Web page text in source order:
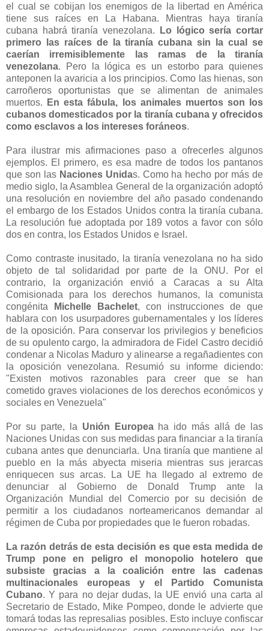
el cual se cobijan los enemigos de la libertad en América
tiene sus raíces en La Habana. Mientras haya tiranía
cubana habrá tiranía venezolana.
Lo lógico sería cortar
primero las raíces de la tiranía cubana sin la cual se
caerían irremisiblemente las ramas de la tiranía
venezolana. Pero la lógica es un estorbo para quienes
anteponen la avaricia a los principios. Como las hienas, son
carroñeros oportunistas que se alimentan de animales
muertos.
En esta fábula, los animales muertos son los
cubanos domesticados por la tiranía cubana y ofrecidos
como esclavos a los intereses foráneos.
Para ilustrar mis afirmaciones paso a ofrecerles algunos
ejemplos. El primero, es esa madre de todos los pantanos
que son las Naciones Unidas. Como ha hecho por más de
medio siglo, la Asamblea General de la organización adoptó
una resolución en noviembre del año pasado condenando
el embargo de los Estados Unidos contra la tiranía cubana.
La resolución fue adoptada por 189 votos a favor con sólo
dos en contra, los Estados Unidos e Israel.
Como contraste inusitado, la tiranía venezolana no ha sido
objeto de tal solidaridad por parte de la ONU. Por el
contrario, la organización envió a Caracas a su Alta
Comisionada para los derechos humanos, la comunista
congénita
Michelle Bachelet, con instrucciones de que
hablara con los usurpadores gubernamentales y los líderes
de la oposición. Para conservar los privilegios y beneficios
de su opulento cargo, la admiradora de Fidel Castro decidió
condenar a Nicolas Maduro y alinearse a regañadientes con
la oposición venezolana. Resumió su informe diciendo:
"Existen motivos razonables para creer que se han
cometido graves violaciones de los derechos económicos y
sociales en Venezuela"
Por su parte, la Unión Europeaha ido más allá de las
Naciones Unidas con sus medidas para financiar a la tiranía
cubana antes que denunciarla. Una tiranía que mantiene al
pueblo en la más abyecta miseria mientras sus jerarcas
enriquecen sus arcas. La UE ha llegado al extremo de
denunciar al Gobierno de Donald Trump ante la
Organización Mundial del Comercio por su decisión de
permitir a los ciudadanos norteamericanos demandar al
régimen de Cuba por propiedades que le fueron robadas.
La razón detrás de esta decisión es que esta medida de
Trump pone en peligro el monopolio hotelero que
subsiste gracias a la coalición entre las cadenas
multinacionales europeas y el Partido Comunista
Cubano. Y para no dejar dudas, la UE envió una carta al
Secretario de Estado, Mike Pompeo, donde le advierte que
tomará todas las represalias posibles. Esto incluye confiscar